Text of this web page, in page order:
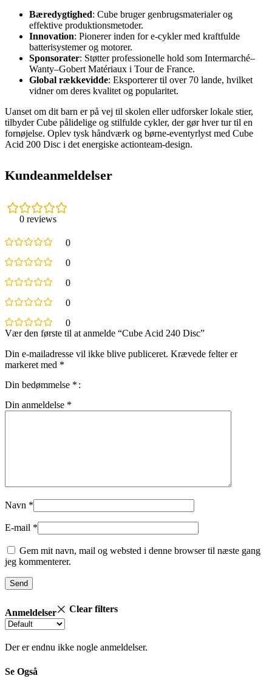
Bæredygtighed: Cube bruger genbrugsmaterialer og
effektive produktionsmetoder.
Innovation: Pionerer inden for e-cykler med kraftfulde
batterisystemer og motorer.
Sponsorater: Støtter professionelle hold som Intermarché–
Wanty–Gobert Matériaux i Tour de France.
Global rækkevidde: Eksporterer til over 70 lande, hvilket
vidner om deres kvalitet og popularitet.
Uanset om dit barn er på vej til skolen eller udforsker lokale stier,
tilbyder Cube pålidelige og stilfulde cykler, der gør hver tur til en
fornøjelse. Oplev tysk håndværk og børne-eventyrlyst med Cube
Acid 200 Disc i det energiske actionteam-design.
Kundeanmeldelser
0 reviews
0
0
0
0
0
Anmeldelser Clear filters
Der er endnu ikke nogle anmeldelser.
Vær den første til at anmelde “Cube Acid 240 Disc”
Din e-mailadresse vil ikke blive publiceret. Krævede felter er
markeret med *
Din bedømmelse *
Din anmeldelse *
Navn *
E-mail *
Gem mit navn, mail og websted i denne browser til næste gang
jeg kommenterer.
Se Også